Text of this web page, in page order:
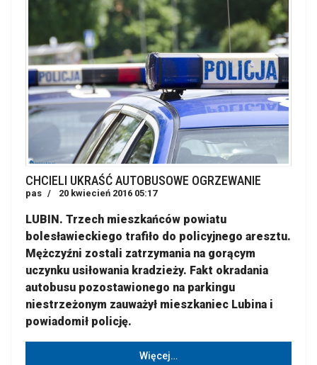
CHCIELI UKRAŚĆ AUTOBUSOWE OGRZEWANIE
pas 20 kwiecień 2016 05:17
LUBIN. Trzech mieszkańców powiatu
bolesławieckiego trafiło do policyjnego aresztu.
Mężczyźni zostali zatrzymania na gorącym
uczynku usiłowania kradzieży. Fakt okradania
autobusu pozostawionego na parkingu
niestrzeżonym zauważył mieszkaniec Lubina i
powiadomił policję.
Więcej…